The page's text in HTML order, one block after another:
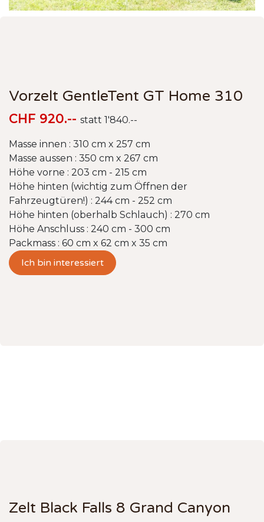
Vorzelt GentleTent GT Home 310
CHF 920.-- statt 1'840.--
Masse innen : 310 cm x 257 cm
Masse aussen : 350 cm x 267 cm
Höhe vorne : 203 cm - 215 cm
Höhe hinten (wichtig zum Öffnen der
Fahrzeugtüren!) : 244 cm - 252 cm
Höhe hinten (oberhalb Schlauch) : 270 cm
Höhe Anschluss : 240 cm - 300 cm
Packmass : 60 cm x 62 cm x 35 cm
Ich bin interessiert
Zelt Black Falls 8 Grand Canyon